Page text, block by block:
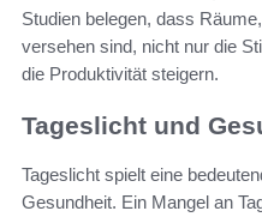
Studien belegen, dass
versehen sind, nicht nur die
die Produktivität steigern.
Tageslicht und
Tageslicht spielt eine
Gesundheit. Ein Mangel an